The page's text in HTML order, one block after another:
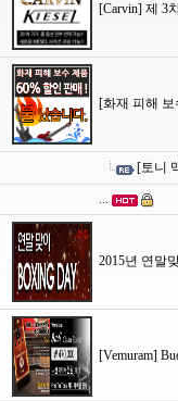
[Carvin] 제 3
[화재 피해
[토니
...
2015년 연말
[Vemuram]